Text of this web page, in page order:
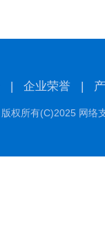
| 企业荣誉 |
版权所有(C)2025 网络